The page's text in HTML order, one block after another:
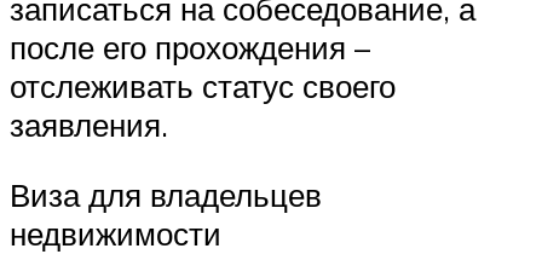
записаться на собеседование, а
после его прохождения –
отслеживать статус своего
заявления.
Виза для владельцев
недвижимости